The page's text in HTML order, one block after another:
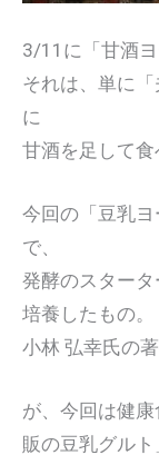
3/11に「甘酒ヨ
それは、単に「
に
甘酒を足して食
今回の「豆乳
で、
発酵のスター
培養したもの。
小林 弘幸氏の
が、今回は健
販の豆乳グルト